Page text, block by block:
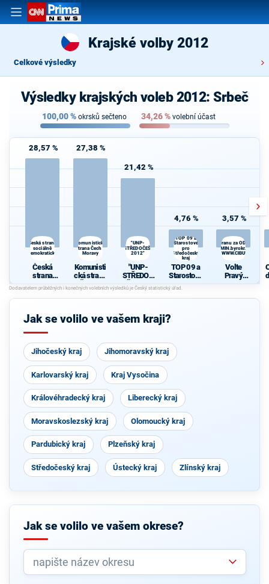
Krajské volby 2012
Celkové výsledky
Výsledky krajských voleb 2012: Srbeč
100,00% okrsků sečteno 34,26% volební účast
28,57 %
Česká strana
sociálně
demokratická
Česká
strana
sociálně
demokrati
cká
27,38 %
Komunistická
strana Čech a
Moravy
Komunisti
cká strana
Čech a
Moravy
21,42 %
"UNP-
STŘEDOČEŠI
2012"
"UNP-
STŘEDOČ
EŠI 2012"
4,76 %
TOP 09 a
Starostové
pro
Středočeský
kraj
TOP 09 a
Starostové
pro
Středočes
ký kraj
3,57 %
Volte Pravý Blok-stranu za
demokr. WWW.CIBULKA.NET
Volte
Pravý
Blok-
ODVOLAT.
Jak se volilo ve vašem kraji?
Jihočeský kraj Jihomoravský kraj
Karlovarský kraj Kraj Vysočina
Královéhradecký kraj Liberecký kraj
Moravskoslezský kraj Olomoucký kraj
Pardubický kraj Plzeňský kraj
Středočeský kraj Ústecký kraj Zlínský kraj
Jak se volilo ve vašem okrese?